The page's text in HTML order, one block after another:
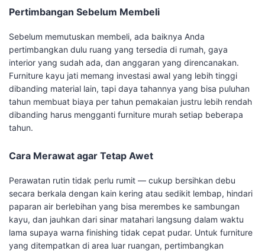
Pertimbangan Sebelum Membeli
Sebelum memutuskan membeli, ada baiknya Anda
pertimbangkan dulu ruang yang tersedia di rumah, gaya
interior yang sudah ada, dan anggaran yang direncanakan.
Furniture kayu jati memang investasi awal yang lebih tinggi
dibanding material lain, tapi daya tahannya yang bisa puluhan
tahun membuat biaya per tahun pemakaian justru lebih rendah
dibanding harus mengganti furniture murah setiap beberapa
tahun.
Cara Merawat agar Tetap Awet
Perawatan rutin tidak perlu rumit — cukup bersihkan debu
secara berkala dengan kain kering atau sedikit lembap, hindari
paparan air berlebihan yang bisa merembes ke sambungan
kayu, dan jauhkan dari sinar matahari langsung dalam waktu
lama supaya warna finishing tidak cepat pudar. Untuk furniture
yang ditempatkan di area luar ruangan, pertimbangkan